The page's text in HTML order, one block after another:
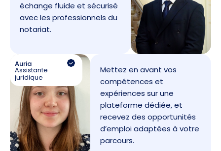
échange fluide et sécurisé
avec les professionnels du
notariat.
Auria
Assistante
juridique
Mettez en avant vos
compétences et
expériences sur une
plateforme dédiée, et
recevez des opportunités
d’emploi adaptées à votre
parcours.